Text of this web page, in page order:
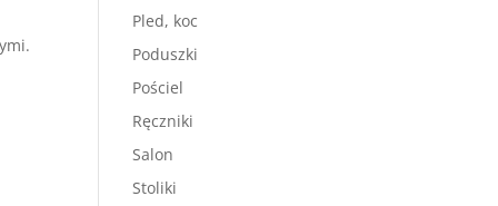
Pled, koc
Poduszki
Pościel
Ręczniki
Salon
Stoliki